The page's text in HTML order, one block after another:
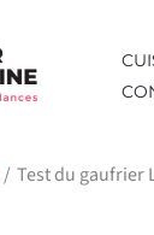
Test du gaufrier